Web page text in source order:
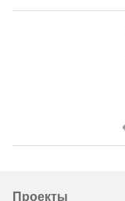
Проекты